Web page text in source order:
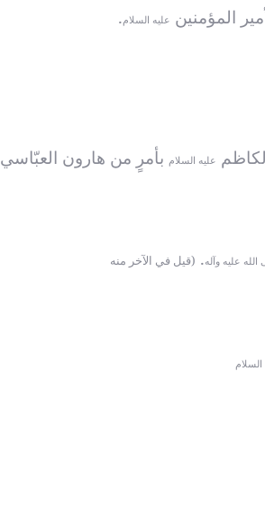
عليه السلام.
عليه السلام بأمرٍ من هارون العبّاسي
عليه وآله. (قيل في الآخر منه
السلام